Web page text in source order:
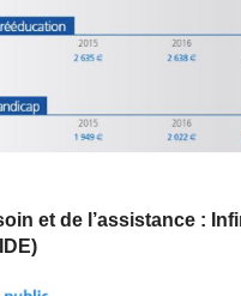
et de l’assistance :